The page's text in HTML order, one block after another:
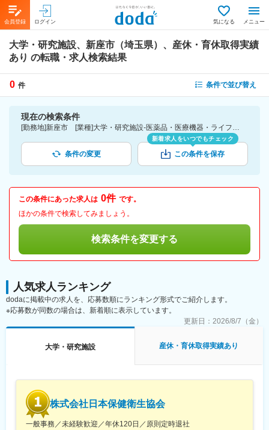
会員登録 ログイン 気になる メニュー
大学・研究施設、新座市（埼玉県）、産休・育休取得実績
あり の転職・求人検索結果
0 件 条件で並び替え
現在の検索条件
[勤務地]新座市 [業種]大学・研究施設-医薬品・医療機器・ライフサイエンス・医療系サービス [詳細条件](休日・働き方)産休・育休取得実績あり
条件の変更
新着求人をいつでもチェック
この条件を保存
この条件にあった求人は 0件 です。
ほかの条件で検索してみましょう。
検索条件を変更する
人気求人ランキング
dodaに掲載中の求人を、応募数順にランキング形式でご紹介します。
※応募数が同数の場合は、新着順に表示しています。
更新日： 2026/8/7（金）
大学・研究施設 産休・育休取得実績あり
株式会社日本保健衛生協会
一般事務／未経験歓迎／年休120日／原則定時退社